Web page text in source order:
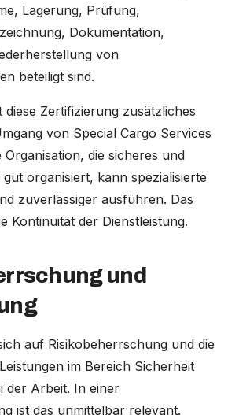
Lagerung, Prüfung,
Dokumentation,
von
beteiligt sind.
diese Zertifizierung zusätzliches
von Special Cargo Services
Organisation, die sicheres und
organisiert, kann spezialisierte
zuverlässiger ausführen. Das
Kontinuität der Dienstleistung.
und
auf Risikobeherrschung und die
im Bereich Sicherheit
der Arbeit. In einer
ist das unmittelbar relevant.